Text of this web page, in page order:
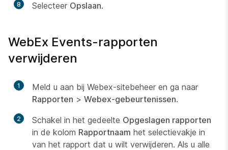
8 Selecteer Opslaan.
WebEx Events-rapporten
verwijderen
1
Meld u aan bij Webex-sitebeheer en ga naar
Rapporten > Webex-gebeurtenissen.
2 Schakel in het gedeelte Opgeslagen rapporten
in de kolom Rapportnaam het selectievakje in
van het rapport dat u wilt verwijderen. Als u alle